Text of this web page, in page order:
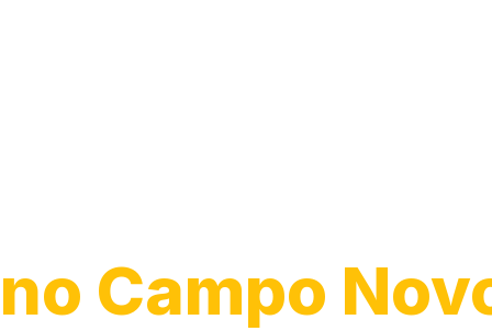
no Campo